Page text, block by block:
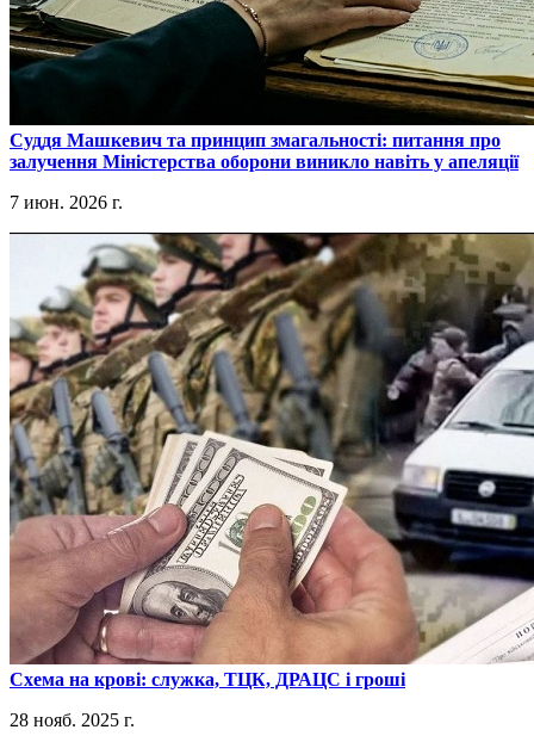
​Суддя Машкевич та принцип змагальності: питання про
залучення Міністерства оборони виникло навіть у апеляції
7 июн. 2026 г.
​Схема на крові: служка, ТЦК, ДРАЦС і гроші
28 нояб. 2025 г.